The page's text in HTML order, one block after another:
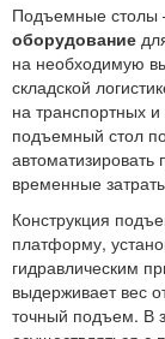
Подъемные столы
оборудование
на необходимую
складской
на транспортных и
подъемный стол
временные
Конструкция
платформу,
гидравлическим
выдерживает вес
точный подъем. В